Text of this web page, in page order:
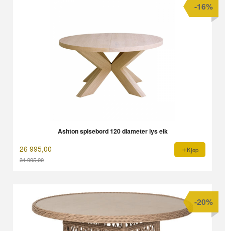
Ashton spisebord 120 diameter lys eik
26 995,00
31 995,00
-16%
Kjøp
-20%